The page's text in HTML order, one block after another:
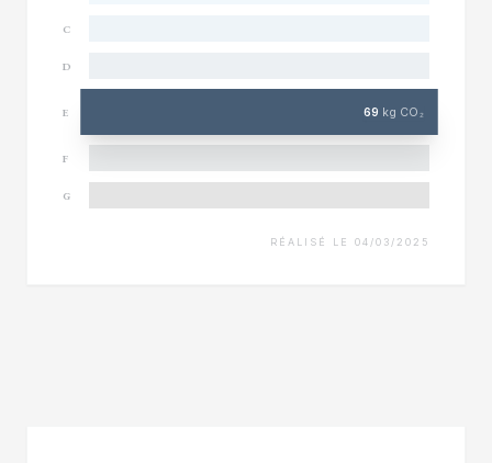
C
D
E 69 kg CO₂
F
G
RÉALISÉ LE 04/03/2025